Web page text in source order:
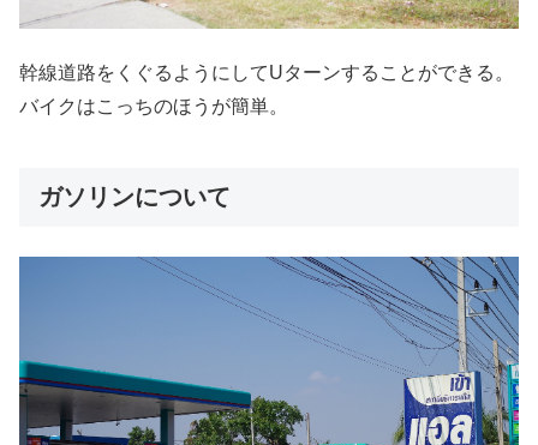
幹線道路をくぐるようにしてUターンすることができる。
バイクはこっちのほうが簡単。
ガソリンについて